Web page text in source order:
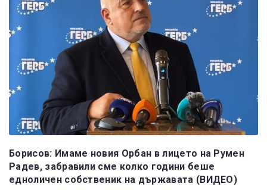
Борисов: Имаме новия Орбан в лицето на Румен
Радев, забравили сме колко години беше
едноличен собственик на държавата (ВИДЕО)